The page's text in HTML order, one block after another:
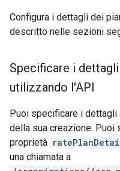
Configura i dettagli dei
descritto nelle sezioni
Specificare i
utilizzando l'API
Puoi specificare i
della sua creazione.
proprietà
una chiamata a